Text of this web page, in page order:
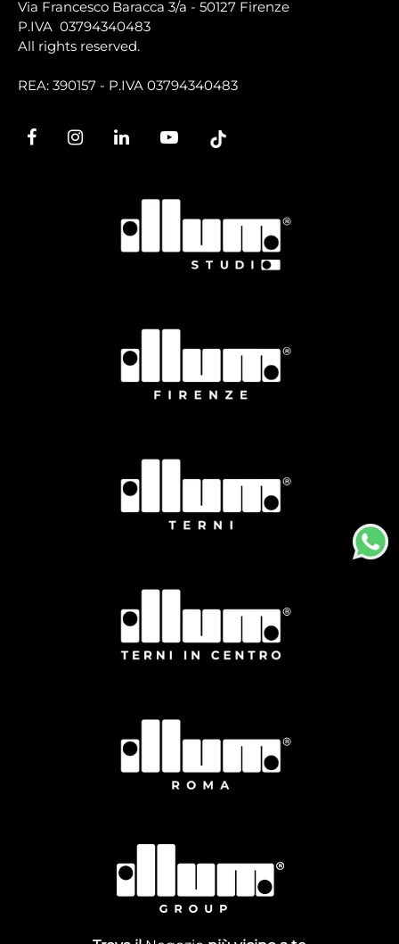
Via Francesco Baracca 3/a - 50127 Firenze
P.IVA 03794340483
All rights reserved.
REA: 390157 - P.IVA 03794340483